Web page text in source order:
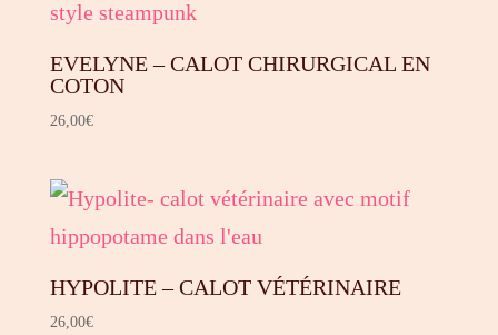
récent
plus
EVELYNE – CALOT CHIRURGICAL EN
COTON
26,00€
HYPOLITE – CALOT VÉTÉRINAIRE
26,00€